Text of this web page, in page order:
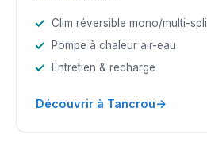
Clim réversible mono/multi-
Pompe à chaleur air-eau
Entretien & recharge
Découvrir à Tancrou→